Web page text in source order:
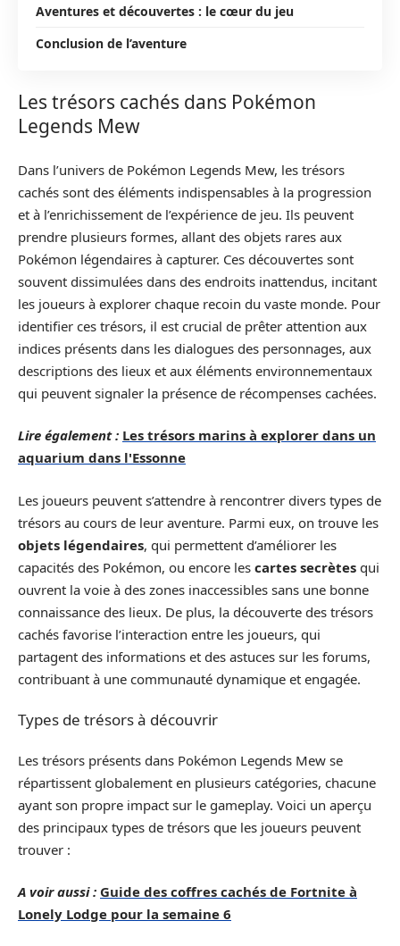
Aventures et découvertes : le cœur du jeu
Conclusion de l’aventure
Les trésors cachés dans Pokémon
Legends Mew
Dans l’univers de Pokémon Legends Mew, les trésors
cachés sont des éléments indispensables à la progression
et à l’enrichissement de l’expérience de jeu. Ils peuvent
prendre plusieurs formes, allant des objets rares aux
Pokémon légendaires à capturer. Ces découvertes sont
souvent dissimulées dans des endroits inattendus, incitant
les joueurs à explorer chaque recoin du vaste monde. Pour
identifier ces trésors, il est crucial de prêter attention aux
indices présents dans les dialogues des personnages, aux
descriptions des lieux et aux éléments environnementaux
qui peuvent signaler la présence de récompenses cachées.
Lire également : Les trésors marins à explorer dans un
aquarium dans l'Essonne
Les joueurs peuvent s’attendre à rencontrer divers types de
trésors au cours de leur aventure. Parmi eux, on trouve les
objets légendaires, qui permettent d’améliorer les
capacités des Pokémon, ou encore les cartes secrètes qui
ouvrent la voie à des zones inaccessibles sans une bonne
connaissance des lieux. De plus, la découverte des trésors
cachés favorise l’interaction entre les joueurs, qui
partagent des informations et des astuces sur les forums,
contribuant à une communauté dynamique et engagée.
Types de trésors à découvrir
Les trésors présents dans Pokémon Legends Mew se
répartissent globalement en plusieurs catégories, chacune
ayant son propre impact sur le gameplay. Voici un aperçu
des principaux types de trésors que les joueurs peuvent
trouver :
A voir aussi : Guide des coffres cachés de Fortnite à
Lonely Lodge pour la semaine 6